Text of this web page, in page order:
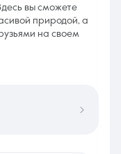
вы сможете
природой, а
на своем